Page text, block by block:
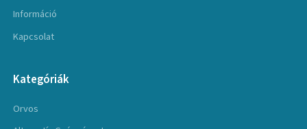
Információ
Kapcsolat
Kategóriák
Orvos